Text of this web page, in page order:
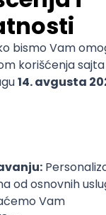
1. i 2. smena